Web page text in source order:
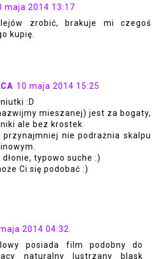
maja 2014 13:17
zrobić, brakuje mi czegoś
kupię.
10 maja 2014 15:25
:D
mieszanej) jest za bogaty,
ale bez krostek.
przynajmniej nie podrażnia skalpu
typowo suche :)
Ci się podobać :)
2014 04:32
posiada film podobny do
naturalny lustrzany blask